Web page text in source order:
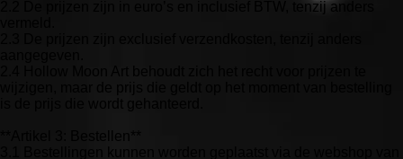
2.2 De prijzen zijn in euro’s en inclusief BTW, tenzij anders